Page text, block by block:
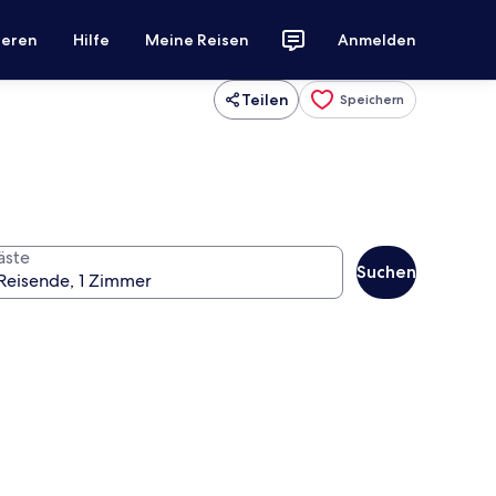
Hilfe Meine Reisen Anmelden
Teilen Speichern
Suchen